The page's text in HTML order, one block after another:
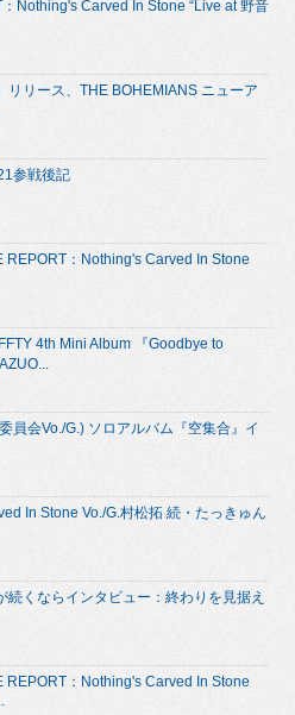
Nothing's Carved In Stone “Live at 野音
リリース、THE BOHEMIANS ニューア
参戦後記
REPORT：Nothing's Carved In Stone
4th Mini Album 『Goodbye to
員会Vo./G.) ソロアルバム『空集合』イ
In Stone Vo./G.村松拓 続・たっきゅん
続くならインタビュー：終わりを見据え
REPORT：Nothing's Carved In Stone